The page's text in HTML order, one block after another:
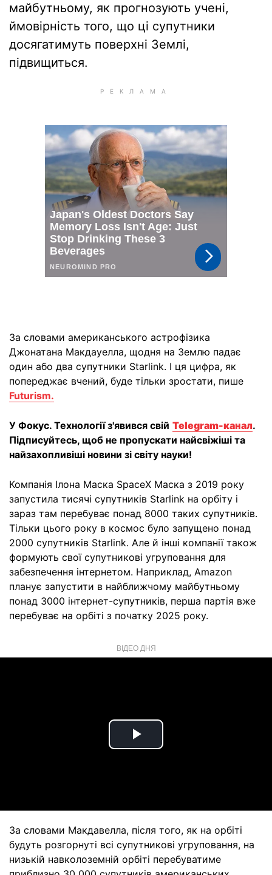
майбутньому, як прогнозують учені,
ймовірність того, що ці супутники
досягатимуть поверхні Землі,
підвищиться.
За словами американського астрофізика
Джонатана Макдауелла, щодня на Землю падає
один або два супутники Starlink. І ця цифра, як
попереджає вчений, буде тільки зростати, пише
Futurism.
У Фокус. Технології з'явився свій Telegram-канал.
Підписуйтесь, щоб не пропускати найсвіжіші та
найзахопливіші новини зі світу науки!
Компанія Ілона Маска SpaceX Маска з 2019 року
запустила тисячі супутників Starlink на орбіту і
зараз там перебуває понад 8000 таких супутників.
Тільки цього року в космос було запущено понад
2000 супутників Starlink. Але й інші компанії також
формують свої супутникові угруповання для
забезпечення інтернетом. Наприклад, Amazon
планує запустити в найближчому майбутньому
понад 3000 інтернет-супутників, перша партія вже
перебуває на орбіті з початку 2025 року.
ВІДЕО ДНЯ
Play
За словами Макдавелла, після того, як на орбіті
будуть розгорнуті всі супутникові угруповання, на
низькій навколоземній орбіті перебуватиме